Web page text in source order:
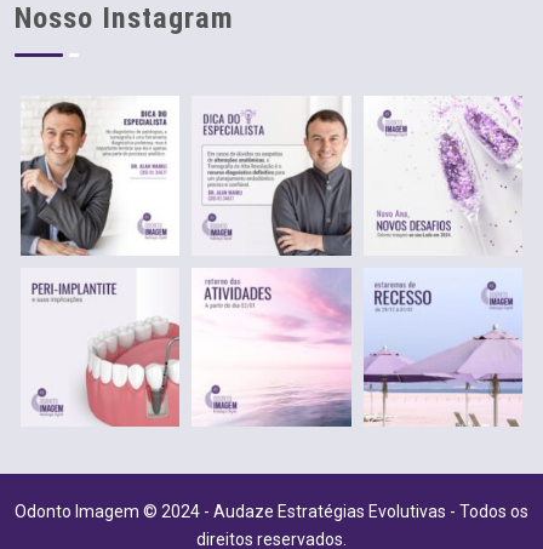
Nosso Instagram
Odonto Imagem © 2024 - Audaze Estratégias Evolutivas - Todos os
direitos reservados.